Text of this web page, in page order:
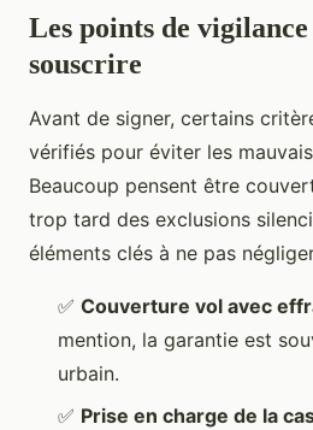
Les points de
souscrire
Avant de signer, certains
vérifiés pour éviter les
Beaucoup pensent être
trop tard des exclusions
éléments clés à ne pas
✅ Couverture vol avec
mention, la garantie est
urbain.
✅ Prise en charge de la